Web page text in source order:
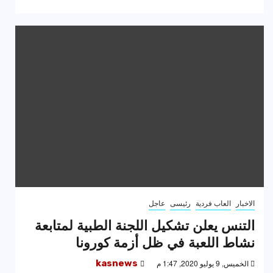
الاخبار العاب فردية رئيسى عاجل
التنس يعلن تشكيل اللجنة الطبية لمتابعة
نشاط اللعبة في ظل أزمة كورونا
الخميس, 9 يوليو 2020, 1:47 م kasnews